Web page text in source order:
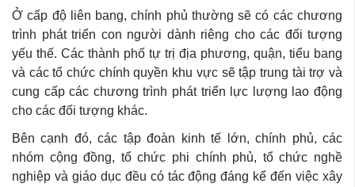
Ở cấp độ liên bang, chính phủ thường sẽ có các chương
trình phát triển con người dành riêng cho các đối tượng
yếu thế. Các thành phố tự trị địa phương, quận, tiểu bang
và các tổ chức chính quyền khu vực sẽ tập trung tài trợ và
cung cấp các chương trình phát triển lực lượng lao động
cho các đối tượng khác.
Bên cạnh đó, các tập đoàn kinh tế lớn, chính phủ, các
nhóm cộng đồng, tổ chức phi chính phủ, tổ chức nghề
nghiệp và giáo dục đều có tác động đáng kể đến việc xây